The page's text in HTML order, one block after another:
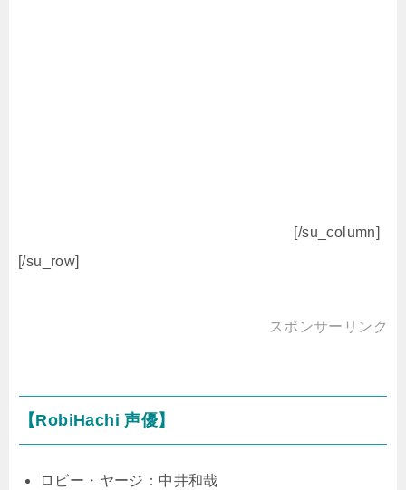
[/su_column]
[/su_row]
スポンサーリンク
【RobiHachi 声優】
ロビー・ヤージ：中井和哉